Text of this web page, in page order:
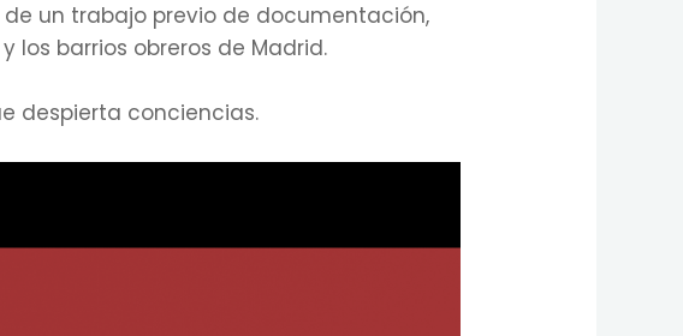
un trabajo previo de documentación,
barrios obreros de Madrid.
despierta conciencias.